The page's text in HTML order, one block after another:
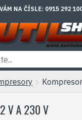
NA ČÍSLE: 0915 292
V A 230 V